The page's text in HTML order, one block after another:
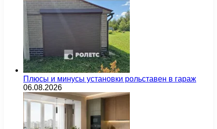
Плюсы и минусы установки рольставен в гараж
06.08.2026